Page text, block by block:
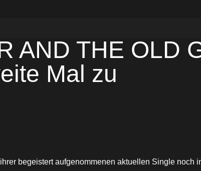
AND THE OLD
Mal zu
begeistert aufgenommenen aktuellen Single noch